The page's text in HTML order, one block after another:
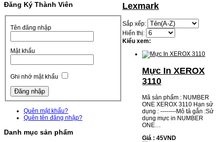
Đăng Ký Thành Viên
Tên đăng nhập
Mật khẩu
Ghi nhớ mật khẩu
Quên mật khẩu?
Quên tên đăng nhập?
Danh mục sản phẩm
Lexmark
Sắp xếp:
Hiển thị:
Kiểu xem:
Mực In XEROX
3110
Mã sản phẩm : NUMBER
ONE XEROX 3110 Hạn sử
dụng : --------Mô tả gắn :Sử
dụng mực in NUMBER
ONE…
Giá : 45VND